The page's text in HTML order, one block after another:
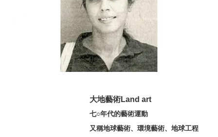
大地藝術Land art
七○年代的藝術運動
又稱地球藝術、環境藝術、地球工程